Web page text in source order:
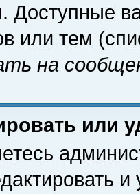
Доступные
или тем
на
или
и